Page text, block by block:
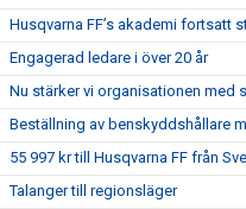
Husqvarna FF’s akademi fortsatt
Engagerad ledare i över 20 år
Nu stärker vi organisationen med
Beställning av benskyddshållare
55 997 kr till Husqvarna FF från
Talanger till regionsläger